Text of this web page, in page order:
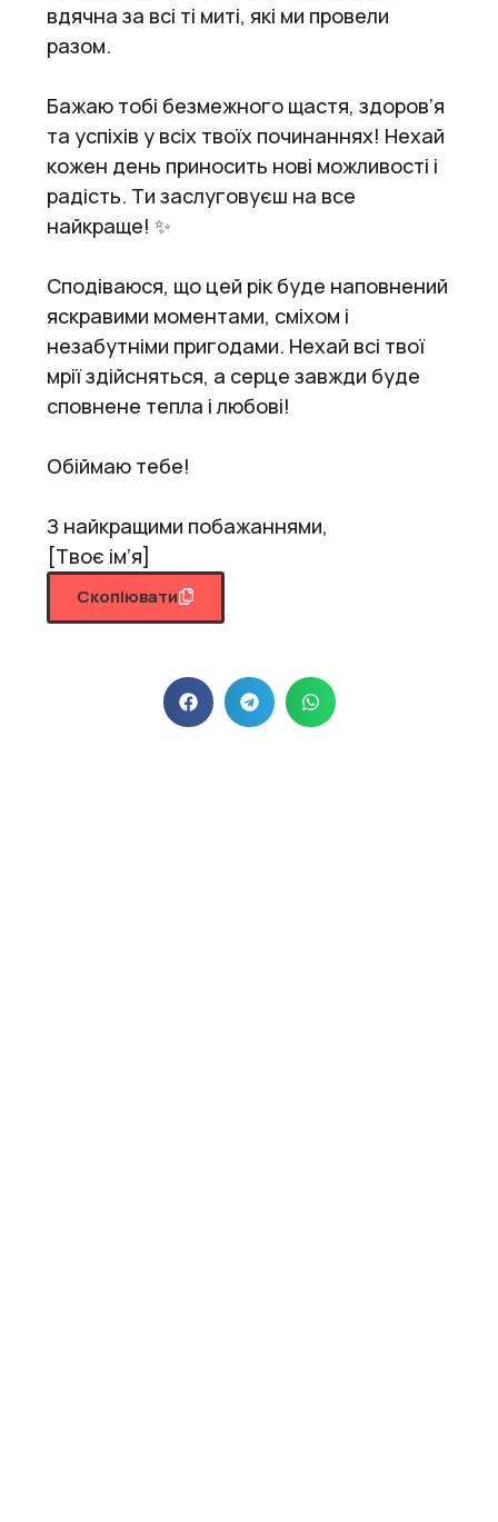
вдячна за всі ті миті, які ми провели
разом.
Бажаю тобі безмежного щастя, здоров’я
та успіхів у всіх твоїх починаннях! Нехай
кожен день приносить нові можливості і
радість. Ти заслуговуєш на все
найкраще! ✨
Сподіваюся, що цей рік буде наповнений
яскравими моментами, сміхом і
незабутніми пригодами. Нехай всі твої
мрії здійсняться, а серце завжди буде
сповнене тепла і любові!
Обіймаю тебе!
З найкращими побажаннями,
[Твоє ім’я]
Скопіювати